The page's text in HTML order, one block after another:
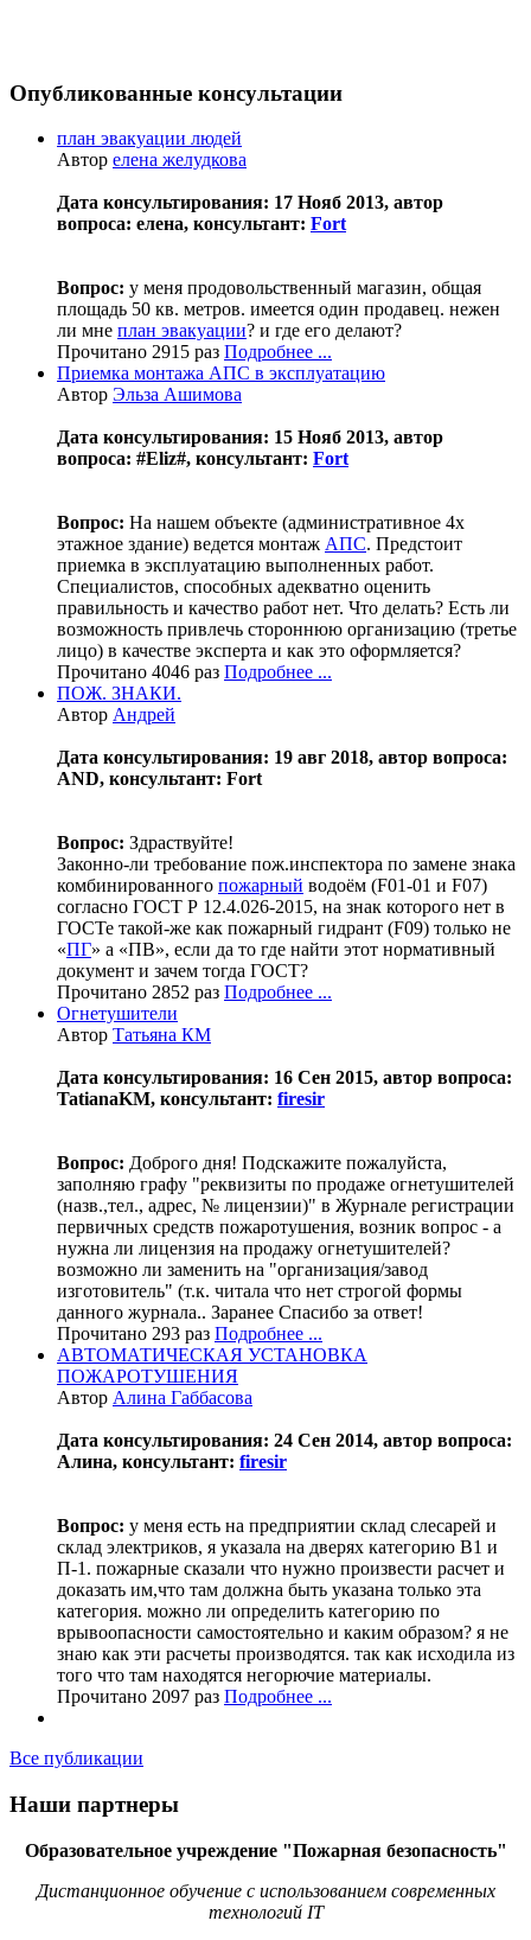
Опубликованные консультации
план эвакуации людей
Автор елена желудкова
Дата консультирования: 17 Нояб 2013, автор
вопроса: елена, консультант: Fort
Вопрос: у меня продовольственный магазин, общая
площадь 50 кв. метров. имеется один продавец. нежен
ли мне план эвакуации? и где его делают?
Прочитано 2915 раз Подробнее ...
Приемка монтажа АПС в эксплуатацию
Автор Эльза Ашимова
Дата консультирования: 15 Нояб 2013, автор
вопроса: #Eliz#, консультант: Fort
Вопрос: На нашем объекте (административное 4х
этажное здание) ведется монтаж АПС. Предстоит
приемка в эксплуатацию выполненных работ.
Специалистов, способных адекватно оценить
правильность и качество работ нет. Что делать? Есть ли
возможность привлечь стороннюю организацию (третье
лицо) в качестве эксперта и как это оформляется?
Прочитано 4046 раз Подробнее ...
ПОЖ. ЗНАКИ.
Автор Андрей
Дата консультирования: 19 авг 2018, автор вопроса:
AND, консультант: Fort
Вопрос: Здраствуйте!
Законно-ли требование пож.инспектора по замене знака
комбинированного пожарный водоём (F01-01 и F07)
согласно ГОСТ Р 12.4.026-2015, на знак которого нет в
ГОСТе такой-же как пожарный гидрант (F09) только не
«ПГ» а «ПВ», если да то где найти этот нормативный
документ и зачем тогда ГОСТ?
Прочитано 2852 раз Подробнее ...
Огнетушители
Автор Татьяна КМ
Дата консультирования: 16 Сен 2015, автор вопроса:
TatianaKM, консультант: firesir
Вопрос: Доброго дня! Подскажите пожалуйста,
заполняю графу "реквизиты по продаже огнетушителей
(назв.,тел., адрес, № лицензии)" в Журнале регистрации
первичных средств пожаротушения, возник вопрос - а
нужна ли лицензия на продажу огнетушителей?
возможно ли заменить на "организация/завод
изготовитель" (т.к. читала что нет строгой формы
данного журнала.. Заранее Спасибо за ответ!
Прочитано 293 раз Подробнее ...
АВТОМАТИЧЕСКАЯ УСТАНОВКА
ПОЖАРОТУШЕНИЯ
Автор Алина Габбасова
Дата консультирования: 24 Сен 2014, автор вопроса:
Алина, консультант: firesir
Вопрос: у меня есть на предприятии склад слесарей и
склад электриков, я указала на дверях категорию В1 и
П-1. пожарные сказали что нужно произвести расчет и
доказать им,что там должна быть указана только эта
категория. можно ли определить категорию по
врывоопасности самостоятельно и каким образом? я не
знаю как эти расчеты производятся. так как исходила из
того что там находятся негорючие материалы.
Прочитано 2097 раз Подробнее ...
Все публикации
Наши партнеры
Образовательное учреждение "Пожарная безопасность"
Дистанционное обучение с использованием современных
технологий IT